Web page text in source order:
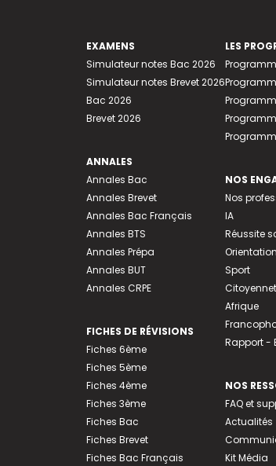
EXAMENS
Simulateur notes Bac 2026
Simulateur notes Brevet 2026
Bac 2026
Brevet 2026
ANNALES
Annales Bac
Annales Brevet
Annales Bac Français
Annales BTS
Annales Prépa
Annales BUT
Annales CRPE
FICHES DE RÉVISIONS
Fiches 6ème
Fiches 5ème
Fiches 4ème
Fiches 3ème
Fiches Bac
Fiches Brevet
Fiches Bac Français
LES
NOS
Nos
IA
Réussite
Orientation
Sport
Afrique
Rapport -
NOS
FAQ et
Actualités
Kit Média